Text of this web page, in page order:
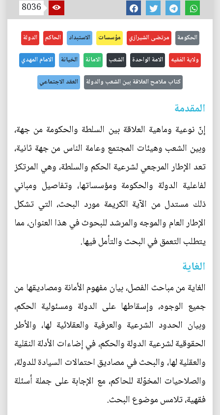
8036
الحكومة مرتضى الشيرازي مؤسسات الاستبداد الحاكم الدولة
ولاية الفقيه الامة الواحدة الشعب الامانة الخيانة الامام المهدي
كتاب ملامح العلاقة بين الشعب والدولة العقد الاجتماعي
المقدمة
إنّ نوعية وماهية العلاقة بين السلطة والحكومة من جهة،
وبين الشعب وهيئات المجتمع وعامة الناس من جهة ثانية،
تعد الإطار المرجعي لشرعية الحكم والسلطة، وهي المرتكز
لفاعلية الدولة والحكومة ومؤسساتها، وتفاصيل ومباني
ذلك مستدل من الآية الكريمة مورد البحث، التي تشكل
الإطار العام والموجه والمرشد للبحوث في هذا العنوان، مما
يتطلب التعمق في البحث والتأمل فيها.
الغاية
الغاية من مباحث الفصل، بيان مفهوم الأمانة ومصاديقها من
جميع الوجوه، وإسقاطها على الدولة ومسئولية الحكم،
وبيان الحدود الشرعية والعرفية والعقلائية لها، والأطر
الحقوقية لشرعية الدولة والحكم، في إضاءات الأدلة النقلية
والعقلية لها، والبحث في مصاديق احتمالات السيادة للدولة،
والصلاحيات المخوّلة للحاكم، مع الإجابة على جملة أسئلة
فقهية، تلامس موضوع البحث.